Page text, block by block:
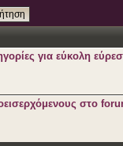
για εύκολη
στο